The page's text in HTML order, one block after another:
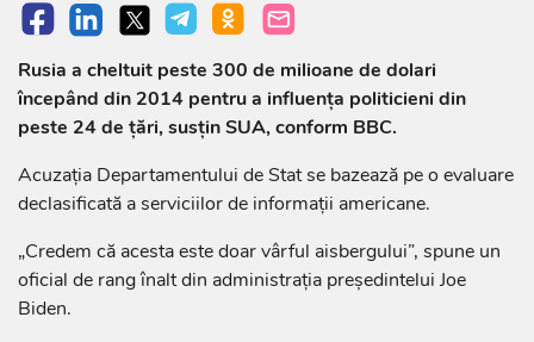
Rusia a cheltuit peste 300 de milioane de dolari
începând din 2014 pentru a influenţa politicieni din
peste 24 de ţări, susţin SUA, conform BBC.
Acuzaţia Departamentului de Stat se bazează pe o evaluare
declasificată a serviciilor de informaţii americane.
„Credem că acesta este doar vârful aisbergului”, spune un
oficial de rang înalt din administraţia preşedintelui Joe
Biden.